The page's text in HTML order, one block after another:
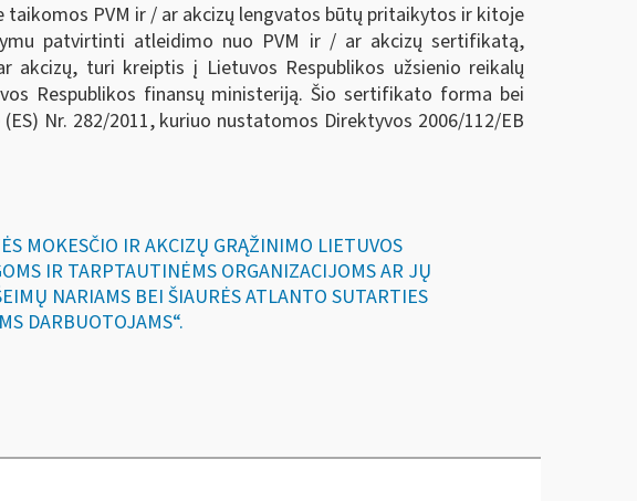
PVM ir / ar akcizų lengvatos būtų pritaikytos ir kitoje
patvirtinti atleidimo nuo PVM ir / ar akcizų sertifikatą,
turi kreiptis į Lietuvos Respublikos užsienio reikalų
Respublikos finansų ministeriją. Šio sertifikato forma bei
Nr. 282/2011, kuriuo nustatomos Direktyvos 2006/112/EB
MOKESČIO IR AKCIZŲ GRĄŽINIMO LIETUVOS
IR TARPTAUTINĖMS ORGANIZACIJOMS AR JŲ
NARIAMS BEI ŠIAURĖS ATLANTO SUTARTIES
DARBUOTOJAMS“.